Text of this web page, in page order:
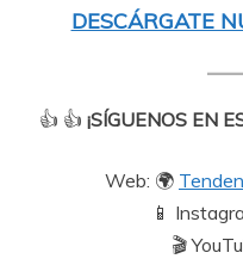
DESCÁRGATE
👍 👍 ¡SÍGUENOS EN
Web: 🌍
📱
🎬